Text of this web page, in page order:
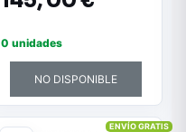
0 unidades
NO DISPONIBLE
ENVÍO GRATIS